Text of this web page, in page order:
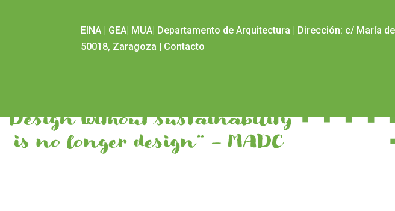
EINA GEA MUA Departamento de Arquitectura
Dirección: c/ María
50018, Zaragoza
Contacto